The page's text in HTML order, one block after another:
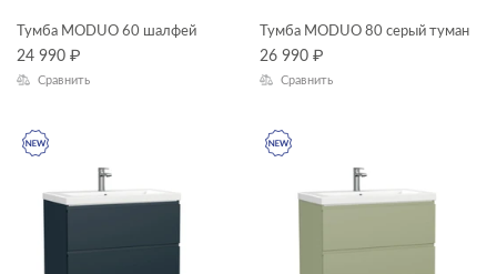
КОЛЛЕКЦИЯ
CLASSIC RIBBLE
Тумба MODUO 60 шалфей
24 990 ₽
Сравнить
Тумба MODUO 80 серый туман
26 990 ₽
Сравнить